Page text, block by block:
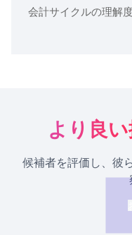
会計サイクルの理解
より良
候補者を評価し、彼